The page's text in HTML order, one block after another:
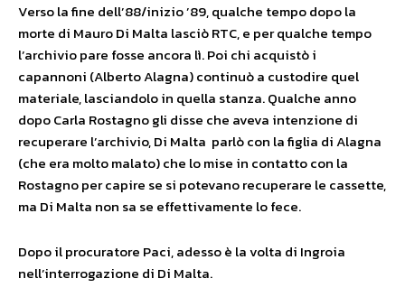
Verso la fine dell’88/inizio ’89, qualche tempo dopo la
morte di Mauro Di Malta lasciò RTC, e per qualche tempo
l’archivio pare fosse ancora lì. Poi chi acquistò i
capannoni (Alberto Alagna) continuò a custodire quel
materiale, lasciandolo in quella stanza. Qualche anno
dopo Carla Rostagno gli disse che aveva intenzione di
recuperare l’archivio, Di Malta parlò con la figlia di Alagna
(che era molto malato) che lo mise in contatto con la
Rostagno per capire se si potevano recuperare le cassette,
ma Di Malta non sa se effettivamente lo fece.
Dopo il procuratore Paci, adesso è la volta di Ingroia
nell’interrogazione di Di Malta.